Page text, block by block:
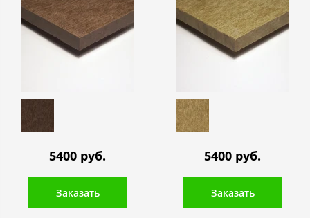
5400 руб.
Заказать
5400 руб.
Заказать